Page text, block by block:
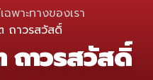
พาะทางของเรา
ถาวรสวัสดิ์
ถาวรสวัสดิ์